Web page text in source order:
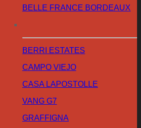
BELLE FRANCE BORDEAUX
BERRI ESTATES
CAMPO VIEJO
CASA LAPOSTOLLE
VANG G7
GRAFFIGNA